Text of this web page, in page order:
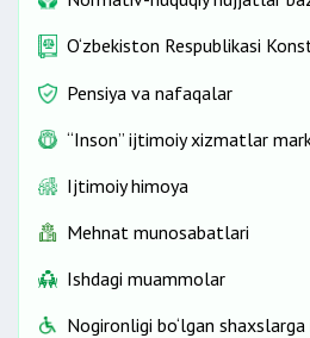
O‘zbekiston Respublikasi
Pensiya va nafaqalar
“Inson” ijtimoiy xizmatlar
Ijtimoiy himoya
Mehnat munosabatlari
Ishdagi muammolar
Nogironligi bo‘lgan